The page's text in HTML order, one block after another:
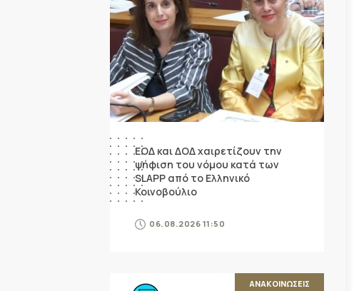
ΕΟΔ και ΔΟΔ χαιρετίζουν την
ψήφιση του νόμου κατά των
SLAPP από το Ελληνικό
Κοινοβούλιο
06.08.2026 11:50
ΑΝΑΚΟΙΝΩΣΕΙΣ